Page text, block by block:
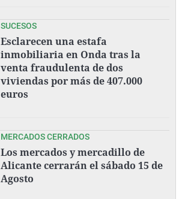
SUCESOS
Esclarecen una estafa
inmobiliaria en Onda tras la
venta fraudulenta de dos
viviendas por más de 407.000
euros
MERCADOS CERRADOS
Los mercados y mercadillo de
Alicante cerrarán el sábado 15 de
Agosto